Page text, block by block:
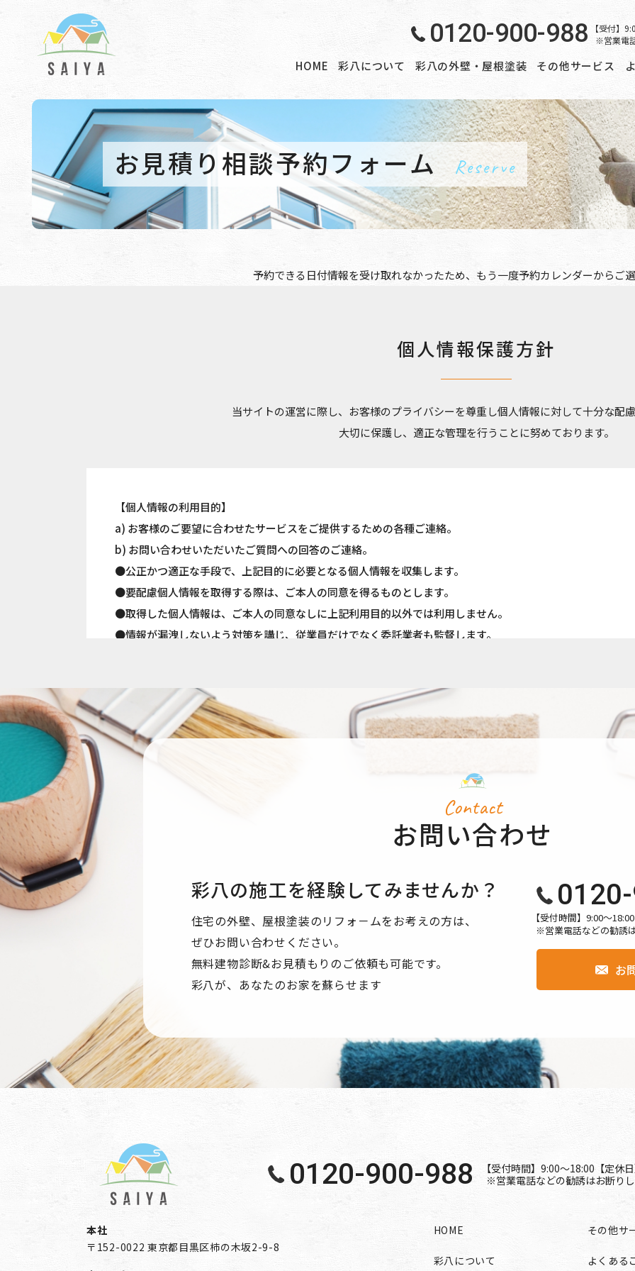
0120-900-988
【受付】
※営業電
HOME 彩八について 彩八の外壁・屋根塗装 その他サービス
お見積り相談予約フォーム Reserve
予約できる日付情報を受け取れなかったため、もう一度予約カレンダーからご
個人情報保護方針
当サイトの運営に際し、お客様のプライバシーを尊重し個人情報に対して十分な配慮
大切に保護し、適正な管理を行うことに努めております。
【個人情報の利用目的】
a) お客様のご要望に合わせたサービスをご提供するための各種ご連絡。
b) お問い合わせいただいたご質問への回答のご連絡。
●公正かつ適正な手段で、上記目的に必要となる個人情報を収集します。
●要配慮個人情報を取得する際は、ご本人の同意を得るものとします。
●取得した個人情報は、ご本人の同意なしに上記利用目的以外では利用しません。
●情報が漏洩しないよう対策を講じ、従業員だけでなく委託業者も監督します。
●公開された個人情報が事実と異なる場合、訂正や削除に応じます。
●個人情報の取り扱いに関する苦情に対し、適切・迅速に対処します。
●本個人情報保護方針は、当サイト内で適用されるものです。
【Googleアナリティクスの使用について】 当サイトでは、より良いサービスの提供、またユーザビリティ
し、当サイトの利用状況などのデータ収集及び解析を行っております。その際、「Cookie」を通じて、
する場合がありますが、「Cookie」で収集される情報は個人を特定できるものではありません。
なお、当サイトのご利用をもって、上述の方法・目的においてGoogle及び当サイトが行うデータ処理に関し
・https://policies.google.com/technologies/partner-sites?hl=ja
＜個人情報に関するお問い合わせ窓口＞
株式会社彩八
〒152-0022 東京都目黒区柿の木坂2-9-8 Tel 0120-900-988
Contact
お問い合わせ
彩八の施工を経験してみませんか？
住宅の外壁、屋根塗装のリフォ－ムをお考えの方は、
ぜひお問い合わせください。
無料建物診断&お見積もりのご依頼も可能です。
彩八が、あなたのお家を蘇らせます
【受付時間】9:00〜
※営業電話などの勧誘
お
0120-900-988
【受付時間】9:00〜18:00【定休
※営業電話などの勧誘はお断りし
本社
〒152-0022 東京都目黒区柿の木坂2-9-8
HOME
彩八について
その他サ
よくある